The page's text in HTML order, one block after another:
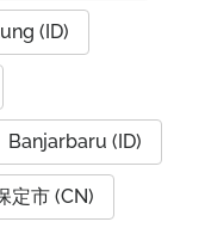
(ID)
Banjarbaru (ID)
定市 (CN)